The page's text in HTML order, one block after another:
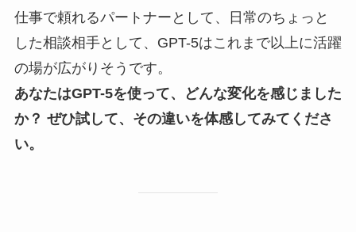
仕事で頼れるパートナーとして、日常のちょっと
した相談相手として、GPT-5はこれまで以上に活躍
の場が広がりそうです。
あなたはGPT-5を使って、どんな変化を感じました
か？ ぜひ試して、その違いを体感してみてくださ
い。